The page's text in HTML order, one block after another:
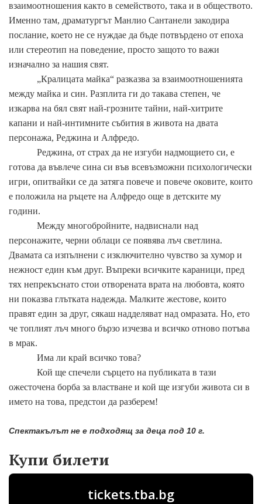
взаимоотношения както в семейството, така и в обществото.
Именно там, драматургът Манлио Сантанели закодира
послание, което не се нуждае да бъде потвърдено от епоха
или стереотип на поведение, просто защото то важи
изначално за нашия свят.
„Кралицата майка“ разказва за взаимоотношенията
между майка и син. Разплита ги до такава степен, че
изкарва на бял свят най-грозните тайни, най-хитрите
капани и най-интимните събития в живота на двата
персонажа, Реджина и Алфредо.
Реджина, от страх да не изгуби надмощието си, е
готова да въвлече сина си във всевъзможни психологически
игри, опитвайки се да затяга повече и повече оковите, които
е положила на ръцете на Алфредо още в детските му
години.
Между многобройните, надвиснали над
персонажите, черни облаци се появява лъч светлина.
Двамата са изпълнени с изключително чувство за хумор и
нежност един към друг. Въпреки всичките караници, пред
тях непрекъснато стои отворената врата на любовта, която
ни показва глътката надежда. Малките жестове, които
правят един за друг, сякаш надделяват над омразата. Но, ето
че топлият лъч много бързо изчезва и всичко отново потъва
в мрак.
Има ли край всичко това?
Кой ще спечели сърцето на публиката в тази
ожесточена борба за властване и кой ще изгуби живота си в
името на това, предстои да разберем!
Спектакълът не е подходящ за деца под 10 г.
Купи билети
tickets.tba.bg